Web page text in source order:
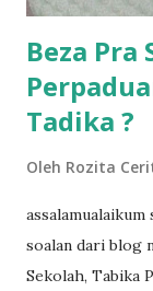
Beza Pra
Tadika ?
Oleh Rozita
soalan dari blog
Sekolah, Tabika